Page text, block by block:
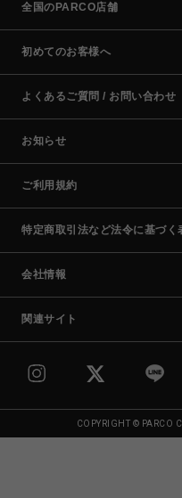
全国のPARCO店舗
初めてのお客様へ
よくあるご質問 / お問い合わせ
お知らせ
ご利用規約
特定商取引法など法令に基づく
会社情報
関連サイト
COPYRIGHT © PARCO